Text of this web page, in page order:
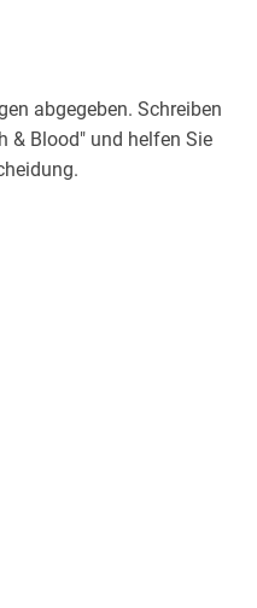
abgegeben. Schreiben
& Blood" und helfen Sie